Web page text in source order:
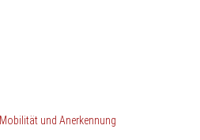
Mobilität und Anerkennung